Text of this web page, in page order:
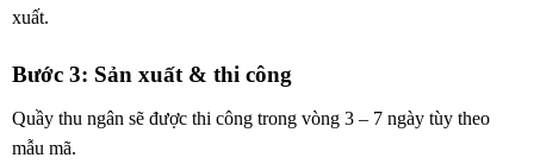
xuất.
Bước 3: Sản xuất & thi công
Quầy thu ngân sẽ được thi công trong vòng 3 – 7 ngày tùy theo
mẫu mã.